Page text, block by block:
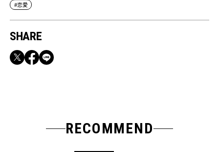
#恋愛
SHARE
RECOMMEND